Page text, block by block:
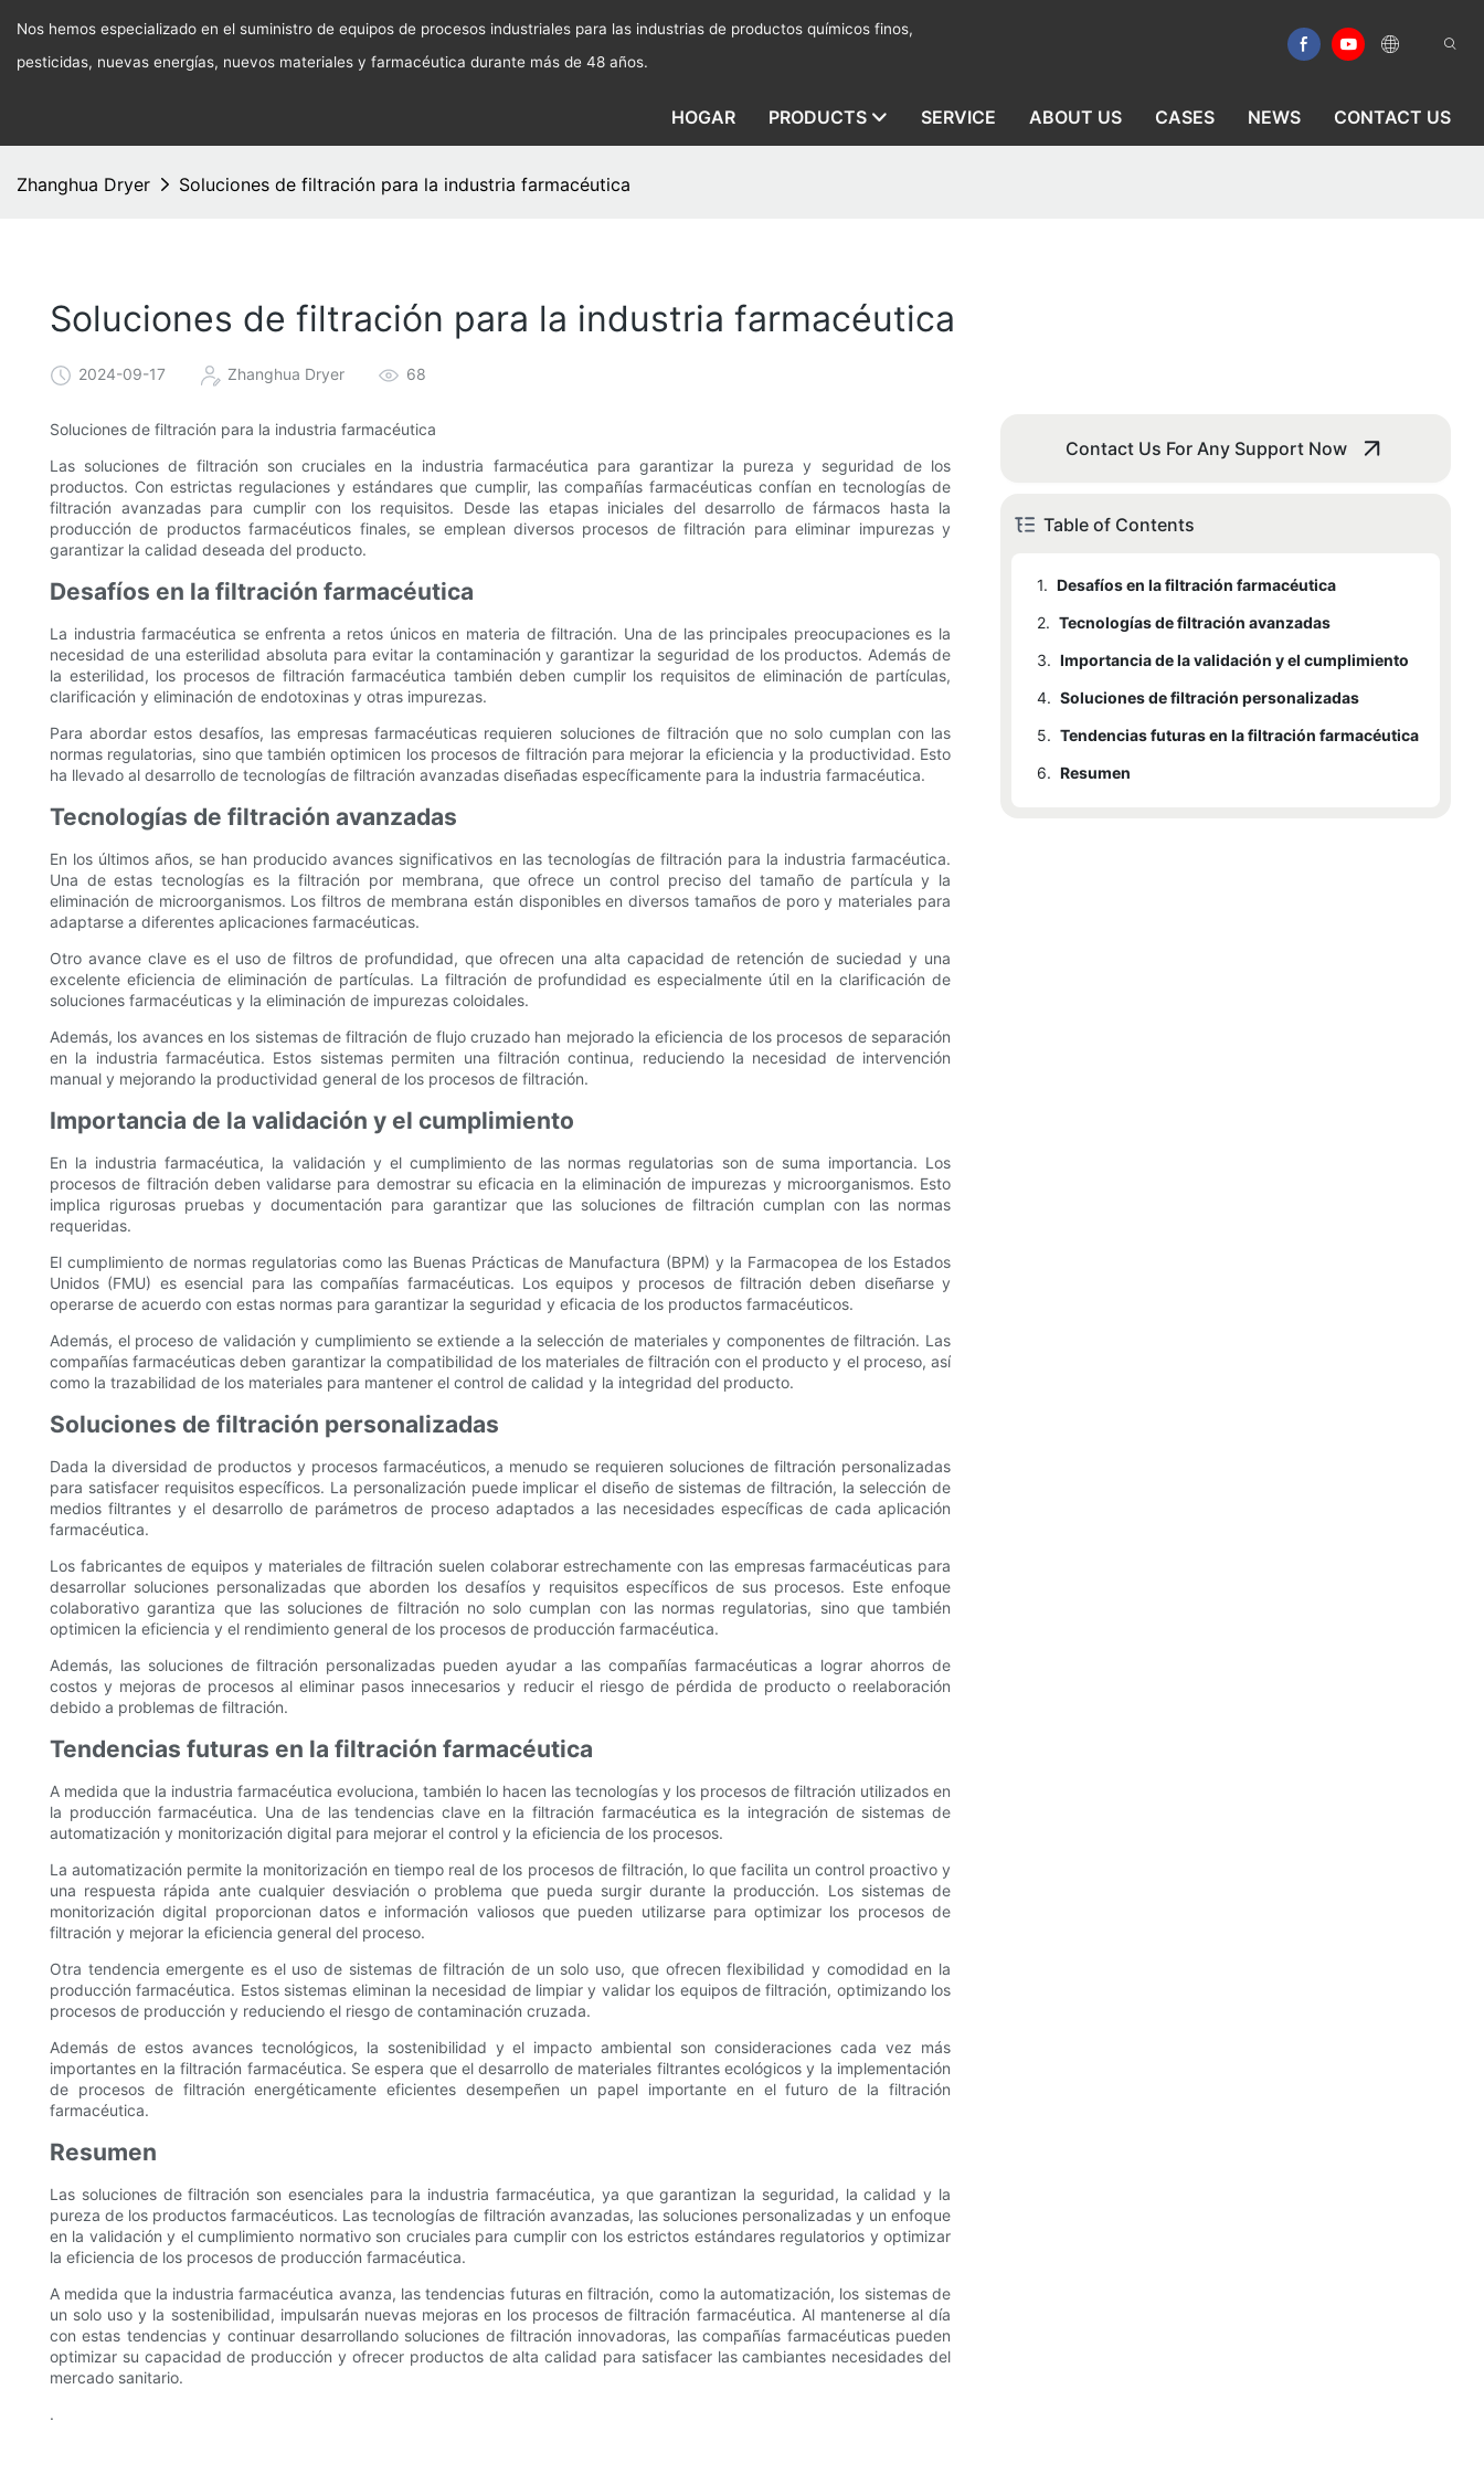
Nos hemos especializado en el suministro de equipos de procesos industriales para las industrias de productos químicos finos,
pesticidas, nuevas energías, nuevos materiales y farmacéutica durante más de 48 años.
HOGAR PRODUCTS SERVICE ABOUT US CASES NEWS CONTACT US
Zhanghua Dryer Soluciones de filtración para la industria farmacéutica
Soluciones de filtración para la industria farmacéutica
2024-09-17 Zhanghua Dryer 68
Soluciones de filtración para la industria farmacéutica
Las soluciones de filtración son cruciales en la industria farmacéutica para garantizar la pureza y seguridad de los
productos. Con estrictas regulaciones y estándares que cumplir, las compañías farmacéuticas confían en tecnologías de
filtración avanzadas para cumplir con los requisitos. Desde las etapas iniciales del desarrollo de fármacos hasta la
producción de productos farmacéuticos finales, se emplean diversos procesos de filtración para eliminar impurezas y
garantizar la calidad deseada del producto.
Desafíos en la filtración farmacéutica
La industria farmacéutica se enfrenta a retos únicos en materia de filtración. Una de las principales preocupaciones es la
necesidad de una esterilidad absoluta para evitar la contaminación y garantizar la seguridad de los productos. Además de
la esterilidad, los procesos de filtración farmacéutica también deben cumplir los requisitos de eliminación de partículas,
clarificación y eliminación de endotoxinas y otras impurezas.
Para abordar estos desafíos, las empresas farmacéuticas requieren soluciones de filtración que no solo cumplan con las
normas regulatorias, sino que también optimicen los procesos de filtración para mejorar la eficiencia y la productividad. Esto
ha llevado al desarrollo de tecnologías de filtración avanzadas diseñadas específicamente para la industria farmacéutica.
Tecnologías de filtración avanzadas
En los últimos años, se han producido avances significativos en las tecnologías de filtración para la industria farmacéutica.
Una de estas tecnologías es la filtración por membrana, que ofrece un control preciso del tamaño de partícula y la
eliminación de microorganismos. Los filtros de membrana están disponibles en diversos tamaños de poro y materiales para
adaptarse a diferentes aplicaciones farmacéuticas.
Otro avance clave es el uso de filtros de profundidad, que ofrecen una alta capacidad de retención de suciedad y una
excelente eficiencia de eliminación de partículas. La filtración de profundidad es especialmente útil en la clarificación de
soluciones farmacéuticas y la eliminación de impurezas coloidales.
Además, los avances en los sistemas de filtración de flujo cruzado han mejorado la eficiencia de los procesos de separación
en la industria farmacéutica. Estos sistemas permiten una filtración continua, reduciendo la necesidad de intervención
manual y mejorando la productividad general de los procesos de filtración.
Importancia de la validación y el cumplimiento
En la industria farmacéutica, la validación y el cumplimiento de las normas regulatorias son de suma importancia. Los
procesos de filtración deben validarse para demostrar su eficacia en la eliminación de impurezas y microorganismos. Esto
implica rigurosas pruebas y documentación para garantizar que las soluciones de filtración cumplan con las normas
requeridas.
El cumplimiento de normas regulatorias como las Buenas Prácticas de Manufactura (BPM) y la Farmacopea de los Estados
Unidos (FMU) es esencial para las compañías farmacéuticas. Los equipos y procesos de filtración deben diseñarse y
operarse de acuerdo con estas normas para garantizar la seguridad y eficacia de los productos farmacéuticos.
Además, el proceso de validación y cumplimiento se extiende a la selección de materiales y componentes de filtración. Las
compañías farmacéuticas deben garantizar la compatibilidad de los materiales de filtración con el producto y el proceso, así
como la trazabilidad de los materiales para mantener el control de calidad y la integridad del producto.
Soluciones de filtración personalizadas
Dada la diversidad de productos y procesos farmacéuticos, a menudo se requieren soluciones de filtración personalizadas
para satisfacer requisitos específicos. La personalización puede implicar el diseño de sistemas de filtración, la selección de
medios filtrantes y el desarrollo de parámetros de proceso adaptados a las necesidades específicas de cada aplicación
farmacéutica.
Los fabricantes de equipos y materiales de filtración suelen colaborar estrechamente con las empresas farmacéuticas para
desarrollar soluciones personalizadas que aborden los desafíos y requisitos específicos de sus procesos. Este enfoque
colaborativo garantiza que las soluciones de filtración no solo cumplan con las normas regulatorias, sino que también
optimicen la eficiencia y el rendimiento general de los procesos de producción farmacéutica.
Además, las soluciones de filtración personalizadas pueden ayudar a las compañías farmacéuticas a lograr ahorros de
costos y mejoras de procesos al eliminar pasos innecesarios y reducir el riesgo de pérdida de producto o reelaboración
debido a problemas de filtración.
Tendencias futuras en la filtración farmacéutica
A medida que la industria farmacéutica evoluciona, también lo hacen las tecnologías y los procesos de filtración utilizados en
la producción farmacéutica. Una de las tendencias clave en la filtración farmacéutica es la integración de sistemas de
automatización y monitorización digital para mejorar el control y la eficiencia de los procesos.
La automatización permite la monitorización en tiempo real de los procesos de filtración, lo que facilita un control proactivo y
una respuesta rápida ante cualquier desviación o problema que pueda surgir durante la producción. Los sistemas de
monitorización digital proporcionan datos e información valiosos que pueden utilizarse para optimizar los procesos de
filtración y mejorar la eficiencia general del proceso.
Otra tendencia emergente es el uso de sistemas de filtración de un solo uso, que ofrecen flexibilidad y comodidad en la
producción farmacéutica. Estos sistemas eliminan la necesidad de limpiar y validar los equipos de filtración, optimizando los
procesos de producción y reduciendo el riesgo de contaminación cruzada.
Además de estos avances tecnológicos, la sostenibilidad y el impacto ambiental son consideraciones cada vez más
importantes en la filtración farmacéutica. Se espera que el desarrollo de materiales filtrantes ecológicos y la implementación
de procesos de filtración energéticamente eficientes desempeñen un papel importante en el futuro de la filtración
farmacéutica.
Resumen
Las soluciones de filtración son esenciales para la industria farmacéutica, ya que garantizan la seguridad, la calidad y la
pureza de los productos farmacéuticos. Las tecnologías de filtración avanzadas, las soluciones personalizadas y un enfoque
en la validación y el cumplimiento normativo son cruciales para cumplir con los estrictos estándares regulatorios y optimizar
la eficiencia de los procesos de producción farmacéutica.
A medida que la industria farmacéutica avanza, las tendencias futuras en filtración, como la automatización, los sistemas de
un solo uso y la sostenibilidad, impulsarán nuevas mejoras en los procesos de filtración farmacéutica. Al mantenerse al día
con estas tendencias y continuar desarrollando soluciones de filtración innovadoras, las compañías farmacéuticas pueden
optimizar su capacidad de producción y ofrecer productos de alta calidad para satisfacer las cambiantes necesidades del
mercado sanitario.
.
Contact Us For Any Support Now
Table of Contents
1. Desafíos en la filtración farmacéutica
2. Tecnologías de filtración avanzadas
3. Importancia de la validación y el cumplimiento
4. Soluciones de filtración personalizadas
5. Tendencias futuras en la filtración farmacéutica
6. Resumen